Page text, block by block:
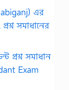
এর
সমাধানের
প্রশ্ন সমাধান
Exam